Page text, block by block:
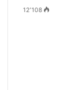
12٬108